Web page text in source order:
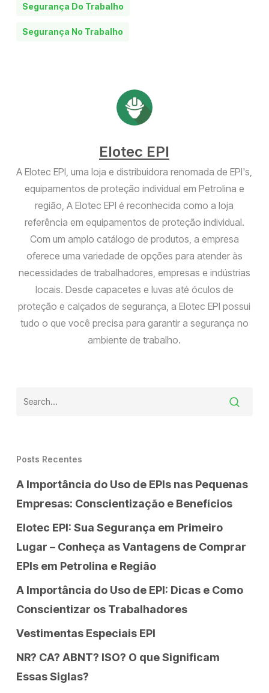
Segurança Do Trabalho
Segurança No Trabalho
Elotec EPI
A Elotec EPI, uma loja e distribuidora renomada de EPI's,
equipamentos de proteção individual em Petrolina e
região, A Elotec EPI é reconhecida como a loja
referência em equipamentos de proteção individual.
Com um amplo catálogo de produtos, a empresa
oferece uma variedade de opções para atender às
necessidades de trabalhadores, empresas e indústrias
locais. Desde capacetes e luvas até óculos de
proteção e calçados de segurança, a Elotec EPI possui
tudo o que você precisa para garantir a segurança no
ambiente de trabalho.
Posts Recentes
A Importância do Uso de EPIs nas Pequenas
Empresas: Conscientização e Benefícios
Elotec EPI: Sua Segurança em Primeiro
Lugar – Conheça as Vantagens de Comprar
EPIs em Petrolina e Região
A Importância do Uso de EPI: Dicas e Como
Conscientizar os Trabalhadores
Vestimentas Especiais EPI
NR? CA? ABNT? ISO? O que Significam
Essas Siglas?